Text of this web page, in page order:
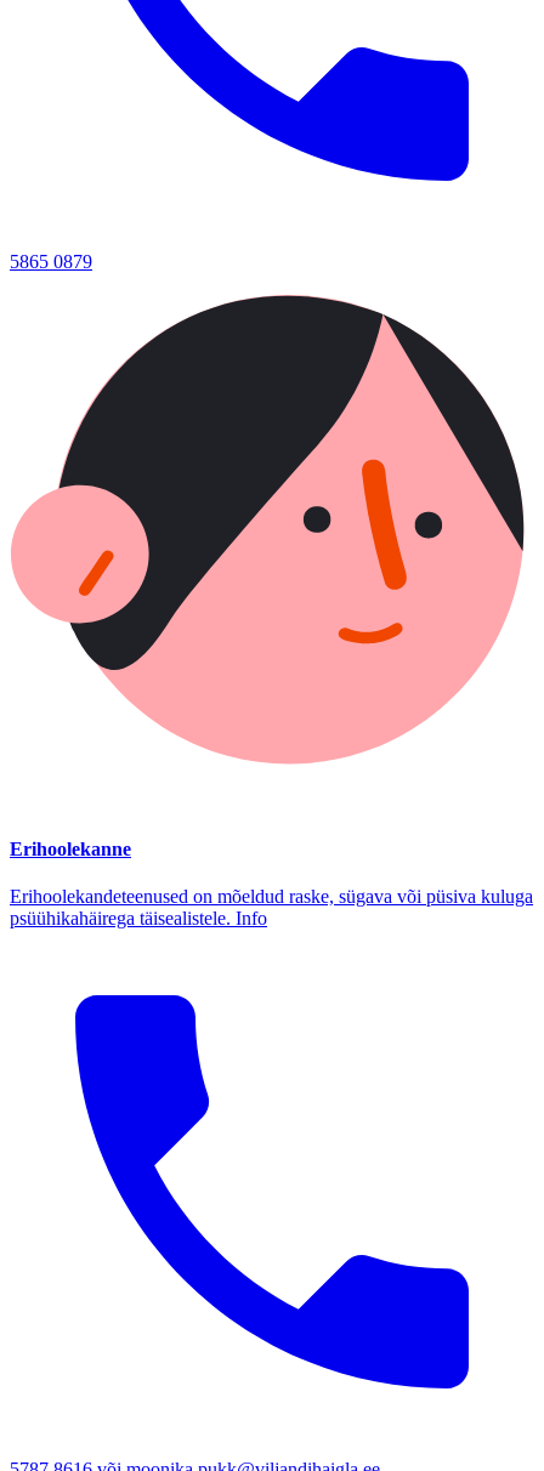
5865 0879
Erihoolekanne
Erihoolekandeteenused on mõeldud raske, sügava või püsiva kuluga
psüühikahäirega täisealistele. Info